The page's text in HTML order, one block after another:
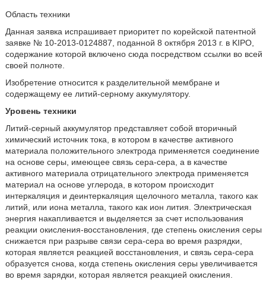
Область техники
Данная заявка испрашивает приоритет по корейской патентной
заявке № 10-2013-0124887, поданной 8 октября 2013 г. в KIPO,
содержание которой включено сюда посредством ссылки во всей
своей полноте.
Изобретение относится к разделительной мембране и
содержащему ее литий-серному аккумулятору.
Уровень техники
Литий-серный аккумулятор представляет собой вторичный
химический источник тока, в котором в качестве активного
материала положительного электрода применяется соединение
на основе серы, имеющее связь сера-сера, а в качестве
активного материала отрицательного электрода применяется
материал на основе углерода, в котором происходит
интеркаляция и деинтеркаляция щелочного металла, такого как
литий, или иона металла, такого как ион лития. Электрическая
энергия накапливается и выделяется за счет использования
реакции окисления-восстановления, где степень окисления серы
снижается при разрыве связи сера-сера во время разрядки,
которая является реакцией восстановления, и связь сера-сера
образуется снова, когда степень окисления серы увеличивается
во время зарядки, которая является реакцией окисления.